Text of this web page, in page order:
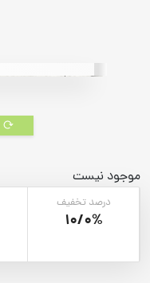
موجود نیست
درصد تخفیف
10/0%